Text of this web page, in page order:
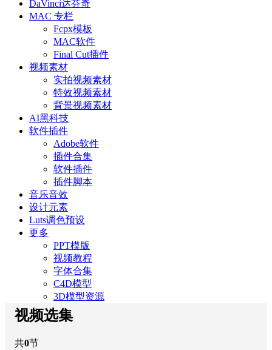
DaVinci达芬奇
MAC 专栏
Fcpx模板
MAC软件
Final Cut插件
视频素材
实拍视频素材
特效视频素材
背景视频素材
AI黑科技
软件插件
Adobe软件
插件合集
软件插件
插件脚本
音乐音效
设计元素
Luts调色预设
更多
PPT模版
视频教程
字体合集
C4D模型
3D模型资源
视频选集
共0节